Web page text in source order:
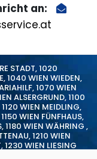
an:
STADT,1020
,1040 WIEN WIEDEN,
,1070 WIEN
ALSERGRUND,1100
1120 WIEN MEIDLING,
1150 WIEN FÜNFHAUS,
,1180 WIEN WÄHRING ,
,1210 WIEN
,1230 WIEN LIESING